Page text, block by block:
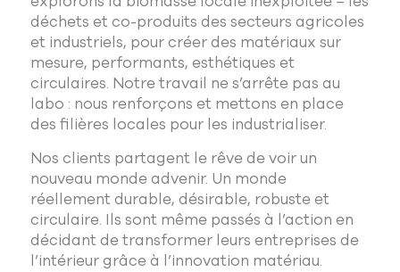
déchets et co-produits des secteurs agricoles
et industriels, pour créer des matériaux sur
mesure, performants, esthétiques et
circulaires. Notre travail ne s’arrête pas au
labo : nous renforçons et mettons en place
des filières locales pour les industrialiser.
Nos clients partagent le rêve de voir un
nouveau monde advenir. Un monde
réellement durable, désirable, robuste et
circulaire. Ils sont même passés à l’action en
décidant de transformer leurs entreprises de
l’intérieur grâce à l’innovation matériau.